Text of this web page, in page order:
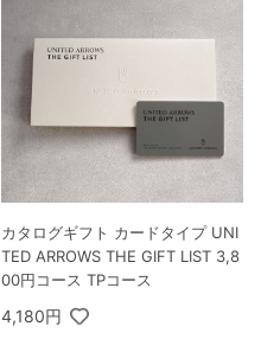
カタログギフト カードタイプ UNI
TED ARROWS THE GIFT LIST 3,8
00円コース TPコース
4,180円